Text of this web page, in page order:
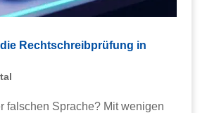
Rechtschreibprüfung in
falschen Sprache? Mit wenigen